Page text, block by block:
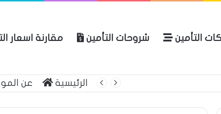
التأمين شروحات التأمين مقارنة اسعار
الرئيسية عن